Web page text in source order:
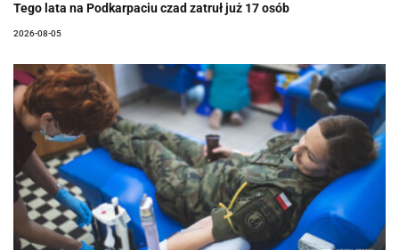
Tego lata na Podkarpaciu czad zatruł już 17 osób
2026-08-05